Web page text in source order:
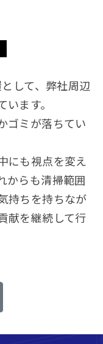
して、弊社周辺
ます。
ゴミが落ちてい
にも視点を変え
からも清掃範囲
持ちを持ちなが
献を継続して行